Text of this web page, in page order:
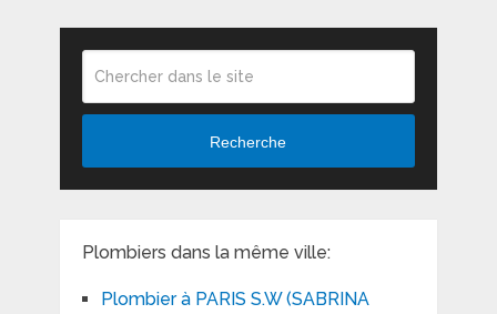
Recherche
Plombiers dans la même ville:
Plombier à PARIS S.W (SABRINA